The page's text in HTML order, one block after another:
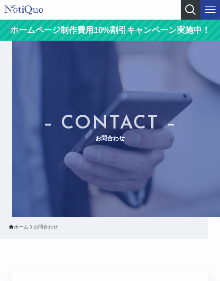
ホームページ制作費用10%割引キャンペーン実施中！
お問合わせ
– CONTACT –
ホーム お問合わせ